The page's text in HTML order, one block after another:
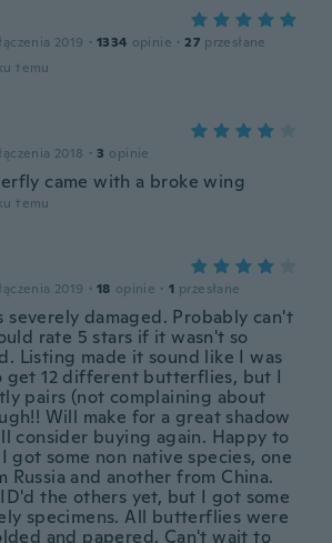
2019 · 1334 opinie · 27 przesłane
temu
2018 · 3 opinie
came with a broke wing
temu
2019 · 18 opinie · 1 przesłane
severely damaged. Probably can't
rate 5 stars if it wasn't so
Listing made it sound like I was
get 12 different butterflies, but I
pairs (not complaining about
Will make for a great shadow
consider buying again. Happy to
got some non native species, one
Russia and another from China.
the others yet, but I got some
specimens. All butterflies were
and papered. Can't wait to